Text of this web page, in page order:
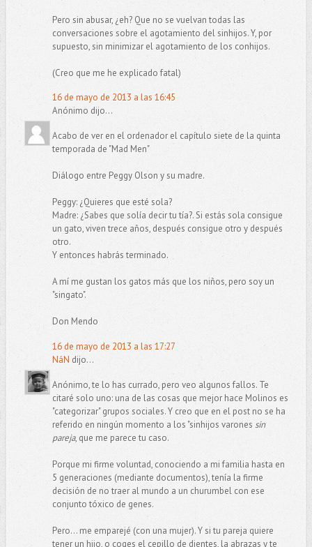
Pero sin abusar, ¿eh? Que no se vuelvan todas las
conversaciones sobre el agotamiento del sinhijos. Y, por
supuesto, sin minimizar el agotamiento de los conhijos.
(Creo que me he explicado fatal)
16 de mayo de 2013 a las 16:45
Anónimo dijo...
Acabo de ver en el ordenador el capítulo siete de la quinta
temporada de "Mad Men"
Diálogo entre Peggy Olson y su madre.
Peggy: ¿Quieres que esté sola?
Madre: ¿Sabes que solía decir tu tía?. Si estás sola consigue
un gato, viven trece años, después consigue otro y después
otro.
Y entonces habrás terminado.
A mí me gustan los gatos más que los niños, pero soy un
"singato".
Don Mendo
16 de mayo de 2013 a las 17:27
NáN dijo...
Anónimo, te lo has currado, pero veo algunos fallos. Te
citaré solo uno: una de las cosas que mejor hace Molinos es
"categorizar" grupos sociales. Y creo que en el post no se ha
referido en ningún momento a los "sinhijos varones sin
pareja, que me parece tu caso.
Porque mi firme voluntad, conociendo a mi familia hasta en
5 generaciones (mediante documentos), tenía la firme
decisión de no traer al mundo a un churumbel con ese
conjunto tóxico de genes.
Pero... me emparejé (con una mujer). Y si tu pareja quiere
tener un hijo, o coges el cepillo de dientes, la abrazas y te